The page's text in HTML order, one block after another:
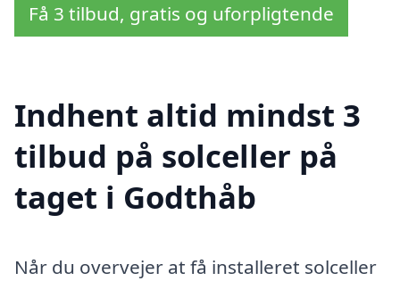
Få 3 tilbud, gratis og uforpligtende
Indhent altid mindst 3
tilbud på solceller på
taget i Godthåb
Når du overvejer at få installeret solceller